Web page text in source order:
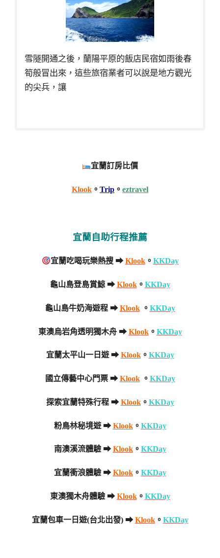
雪隧開通之後，蘭陽平原的飯店民宿如雨後春
筍般冒出來，這些旅宿業者可以說是地方觀光
的尖兵，讓
宜蘭訂房比價
Klook 。 Trip 。 eztravel
宜蘭自助行程推薦
宜蘭吃喝玩樂熱搜 ➡ Klook。 KKDay
龜山島登島賞鯨 ➡ Klook。 KKDay
龜山島牛奶海遊程 ➡ Klook。 KKDay
東澳烏岩角透明獨木舟 ➡ Klook。 KKDay
宜蘭太平山一日遊 ➡ Klook。 KKDay
國立傳藝中心門票 ➡ Klook。 KKDay
探索宜蘭特殊行程 ➡ Klook。 KKDay
粉鳥林秘境遊 ➡ Klook。 KKDay
南澳溪流體驗 ➡ Klook。 KKDay
宜蘭衝浪體驗 ➡ Klook。 KKDay
東澳獨木舟體驗 ➡ Klook。 KKDay
宜蘭包車一日遊(台北出發) ➡ Klook。 KKDay